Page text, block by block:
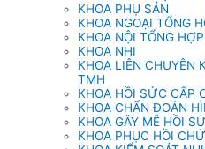
KHOA PHỤ SẢN
KHOA NGOẠI TỔNG
KHOA NỘI TỔNG HỢP
KHOA NHI
KHOA LIÊN CHUYÊN
TMH
KHOA HỒI SỨC CẤP
KHOA CHẨN ĐOÁN
KHOA GÂY MÊ HỒI
KHOA PHỤC HỒI